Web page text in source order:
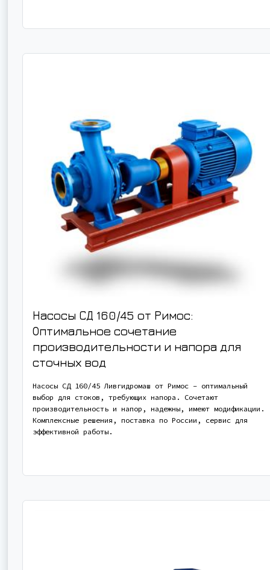
Насосы СД 160/45 от Римос:
Оптимальное сочетание
производительности и напора для
сточных вод
Насосы СД 160/45 Ливгидромаш от Римос – оптимальный
выбор для стоков, требующих напора. Сочетают
производительность и напор, надежны, имеют модификации.
Комплексные решения, поставка по России, сервис для
эффективной работы.